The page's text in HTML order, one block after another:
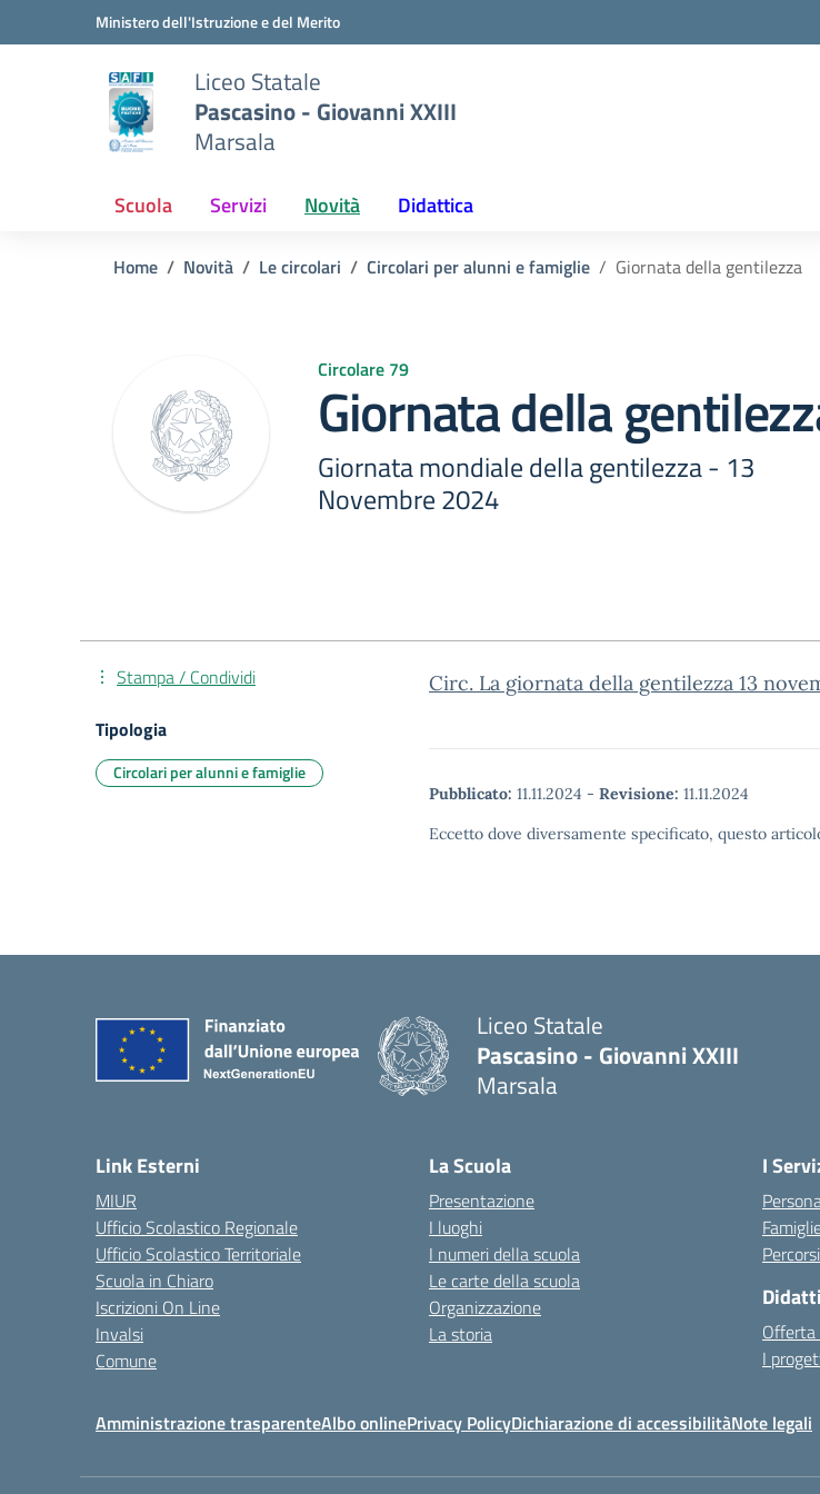
Vai ai contenuti
Vai al menu di navigazioneMinistero dell'Istruzione e del Merito
Liceo Statale
Pascasino - Giovanni XXIII
Marsala
Scuola Servizi Novità Didattica
Home Novità Le circolari Circolari per alunni e famiglie Giornata della gentilezza
Circolare 79
Giornata della
Giornata mondiale della gentilezza - 13
Novembre 2024
Circ. La giornata della gentilezza 13
Pubblicato: 11.11.2024 - Revisione: 11.11.2024
Eccetto dove diversamente specificato, questo
Stampa / Condividi
Tipologia
Circolari per alunni e famiglie
Liceo Statale
Pascasino - Giovanni XXIII
Marsala
Link Esterni
MIUR
Ufficio Scolastico Regionale
Ufficio Scolastico Territoriale
Scuola in Chiaro
Iscrizioni On Line
Invalsi
Comune
La Scuola
Presentazione
I luoghi
I numeri della scuola
Le carte della scuola
Organizzazione
La storia
I
I
Amministrazione trasparenteAlbo onlinePrivacy PolicyDichiarazione di accessibilitàNote legali